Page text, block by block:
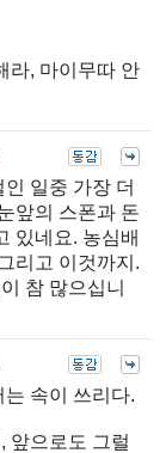
라, 마이무따 안
일중 가장 더
앞의 스폰과 돈
있네요. 농심배
리고 이것까지.
참 많으십니
속이 쓰리다.
앞으로도 그럴